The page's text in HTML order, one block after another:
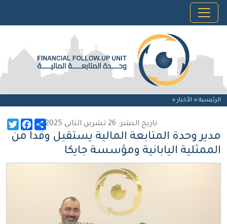
الرئيسية » الأخبار »
FacebookShare تاريخ النشر: 26 تشرين الثاني 2025
مدير وحدة المتابعة المالية يستقبل وفداً من
الممثلية اليابانية ومؤسسة جايكا